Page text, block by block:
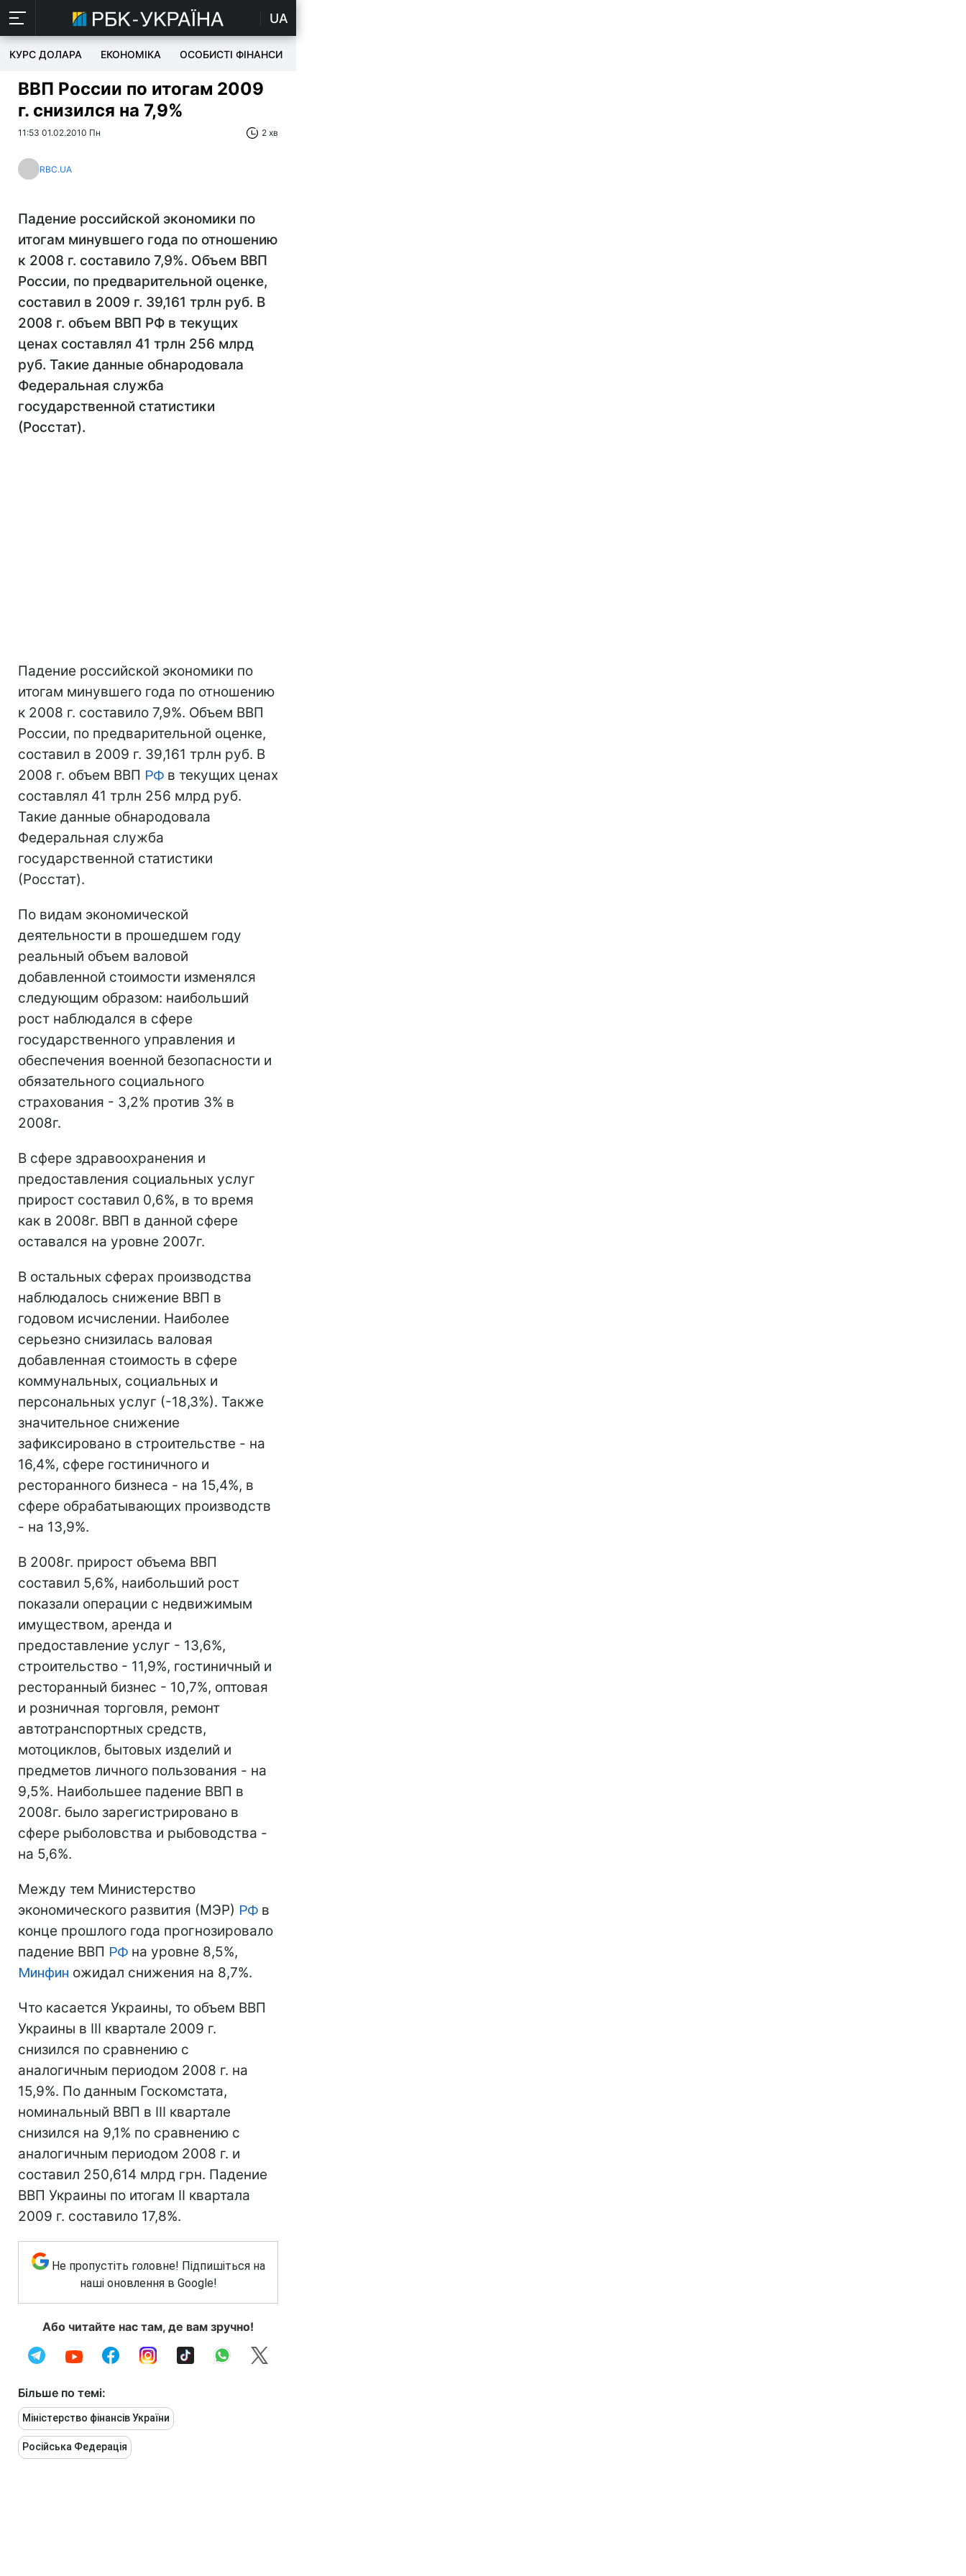
UA
КУРС ДОЛАРА ЕКОНОМІКА ОСОБИСТІ ФІНАНСИ
ВВП России по итогам 2009
г. снизился на 7,9%
11:53 01.02.2010 Пн 2 хв
RBC.UA
Падение российской экономики по
итогам минувшего года по отношению
к 2008 г. составило 7,9%. Объем ВВП
России, по предварительной оценке,
составил в 2009 г. 39,161 трлн руб. В
2008 г. объем ВВП РФ в текущих
ценах составлял 41 трлн 256 млрд
руб. Такие данные обнародовала
Федеральная служба
государственной статистики
(Росстат).
Падение российской экономики по
итогам минувшего года по отношению
к 2008 г. составило 7,9%. Объем ВВП
России, по предварительной оценке,
составил в 2009 г. 39,161 трлн руб. В
2008 г. объем ВВП РФ в текущих ценах
составлял 41 трлн 256 млрд руб.
Такие данные обнародовала
Федеральная служба
государственной статистики
(Росстат).
По видам экономической
деятельности в прошедшем году
реальный объем валовой
добавленной стоимости изменялся
следующим образом: наибольший
рост наблюдался в сфере
государственного управления и
обеспечения военной безопасности и
обязательного социального
страхования - 3,2% против 3% в
2008г.
В сфере здравоохранения и
предоставления социальных услуг
прирост составил 0,6%, в то время
как в 2008г. ВВП в данной сфере
оставался на уровне 2007г.
В остальных сферах производства
наблюдалось снижение ВВП в
годовом исчислении. Наиболее
серьезно снизилась валовая
добавленная стоимость в сфере
коммунальных, социальных и
персональных услуг (-18,3%). Также
значительное снижение
зафиксировано в строительстве - на
16,4%, сфере гостиничного и
ресторанного бизнеса - на 15,4%, в
сфере обрабатывающих производств
- на 13,9%.
В 2008г. прирост объема ВВП
составил 5,6%, наибольший рост
показали операции с недвижимым
имуществом, аренда и
предоставление услуг - 13,6%,
строительство - 11,9%, гостиничный и
ресторанный бизнес - 10,7%, оптовая
и розничная торговля, ремонт
автотранспортных средств,
мотоциклов, бытовых изделий и
предметов личного пользования - на
9,5%. Наибольшее падение ВВП в
2008г. было зарегистрировано в
сфере рыболовства и рыбоводства -
на 5,6%.
Между тем Министерство
экономического развития (МЭР) РФ в
конце прошлого года прогнозировало
падение ВВП РФ на уровне 8,5%,
Минфин ожидал снижения на 8,7%.
Что касается Украины, то объем ВВП
Украины в III квартале 2009 г.
снизился по сравнению с
аналогичным периодом 2008 г. на
15,9%. По данным Госкомстата,
номинальный ВВП в III квартале
снизился на 9,1% по сравнению с
аналогичным периодом 2008 г. и
составил 250,614 млрд грн. Падение
ВВП Украины по итогам ІІ квартала
2009 г. составило 17,8%.
Не пропустіть головне! Підпишіться на
наші оновлення в Google!
Або читайте нас там, де вам зручно!
Більше по темі:
Міністерство фінансів України
Російська Федерація